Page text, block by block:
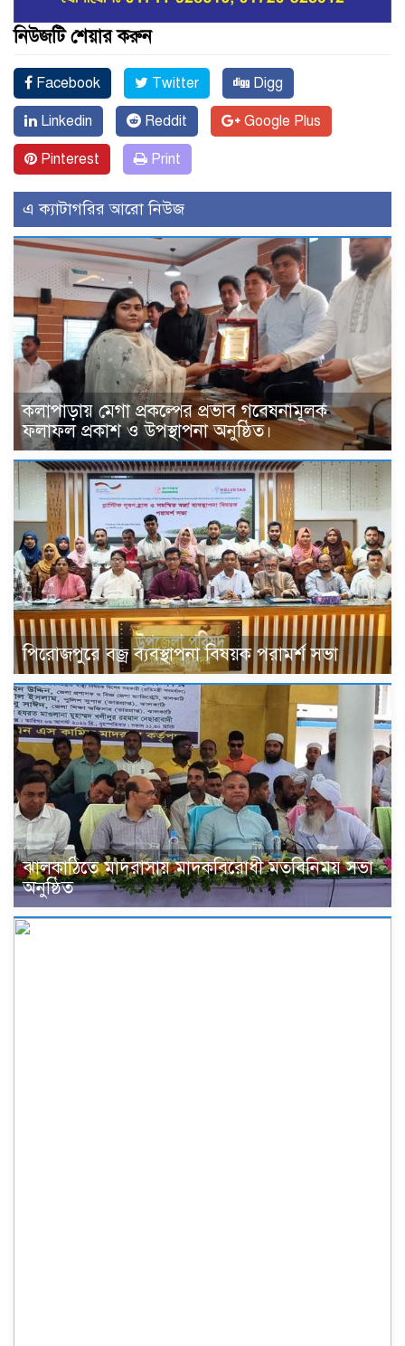
নিউজটি শেয়ার করুন
Facebook Twitter Digg
Linkedin Reddit Google Plus
Pinterest Print
এ ক্যাটাগরির আরো নিউজ
কলাপাড়ায় মেগা প্রকল্পের প্রভাব গবেষনামূলক
ফলাফল প্রকাশ ও উপস্থাপনা অনুষ্ঠিত।
পিরোজপুরে বজ্র ব্যবস্থাপনা বিষয়ক পরামর্শ সভা
ঝালকাঠিতে মাদরাসায় মাদকবিরোধী মতবিনিময় সভা
অনুষ্ঠিত